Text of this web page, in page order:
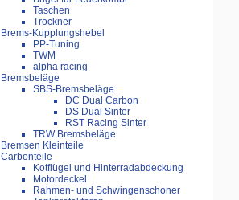
Taschen
Trockner
Brems-Kupplungshebel
PP-Tuning
TWM
alpha racing
Bremsbeläge
SBS-Bremsbeläge
DC Dual Carbon
DS Dual Sinter
RST Racing Sinter
TRW Bremsbeläge
Bremsen Kleinteile
Carbonteile
Kotflügel und Hinterradabdeckung
Motordeckel
Rahmen- und Schwingenschoner